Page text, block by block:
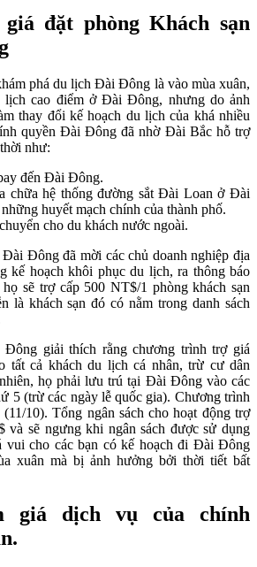
đặt phòng Khách sạn
phá du lịch Đài Đông là vào mùa xuân,
lịch cao điểm ở Đài Đông, nhưng do ảnh
thay đổi kế hoạch du lịch của khá nhiều
quyền Đài Đông đã nhờ Đài Bắc hỗ trợ
như:
đến Đài Đông.
chữa hệ thống đường sắt Đài Loan ở Đài
huyết mạch chính của thành phố.
cho du khách nước ngoài.
Đông đã mời các chủ doanh nghiệp địa
kế hoạch khôi phục du lịch, ra thông báo
sẽ trợ cấp 500 NT$/1 phòng khách sạn
là khách sạn đó có nằm trong danh sách
giải thích rằng chương trình trợ giá
tất cả khách du lịch cá nhân, trừ cư dân
họ phải lưu trú tại Đài Đông vào các
5 (trừ các ngày lễ quốc gia). Chương trình
10). Tổng ngân sách cho hoạt động trợ
và sẽ ngưng khi ngân sách được sử dụng
vui cho các bạn có kế hoạch đi Đài Đông
xuân mà bị ảnh hưởng bởi thời tiết bất
giá dịch vụ của chính